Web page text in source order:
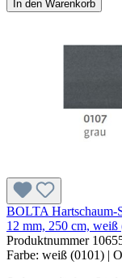
In den Warenkorb
BOLTA Hartschaum-
12 mm, 250 cm, weiß
Produktnummer
Farbe: weiß (0101) |